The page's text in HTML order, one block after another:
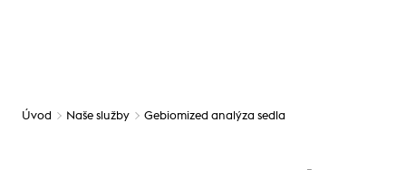
Úvod Naše služby Gebiomized analýza sedla